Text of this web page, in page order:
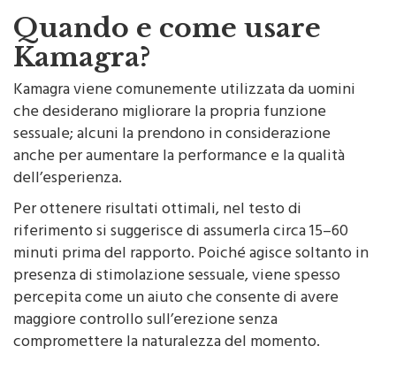
Quando e come usare
Kamagra?
Kamagra viene comunemente utilizzata da uomini
che desiderano migliorare la propria funzione
sessuale; alcuni la prendono in considerazione
anche per aumentare la performance e la qualità
dell’esperienza.
Per ottenere risultati ottimali, nel testo di
riferimento si suggerisce di assumerla circa 15–60
minuti prima del rapporto. Poiché agisce soltanto in
presenza di stimolazione sessuale, viene spesso
percepita come un aiuto che consente di avere
maggiore controllo sull’erezione senza
compromettere la naturalezza del momento.